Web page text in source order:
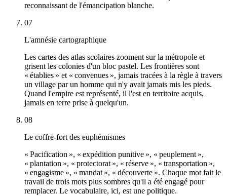
reconnaissant de l'émancipation blanche.
07
L'amnésie cartographique
Les cartes des atlas scolaires zooment sur la métropole et
grisent les colonies d'un bloc pastel. Les frontières sont
« établies » et « convenues », jamais tracées à la règle à travers
un village par un homme qui n'y avait jamais mis les pieds.
Quand l'empire est représenté, il l'est en territoire acquis,
jamais en terre prise à quelqu'un.
08
Le coffre-fort des euphémismes
« Pacification », « expédition punitive », « peuplement »,
« plantation », « protectorat », « réserve », « transportation »,
« engagisme », « mandat », « découverte ». Chaque mot fait le
travail de trois mots plus sombres qu'il a été engagé pour
remplacer. Le vocabulaire, ici, est une politique.